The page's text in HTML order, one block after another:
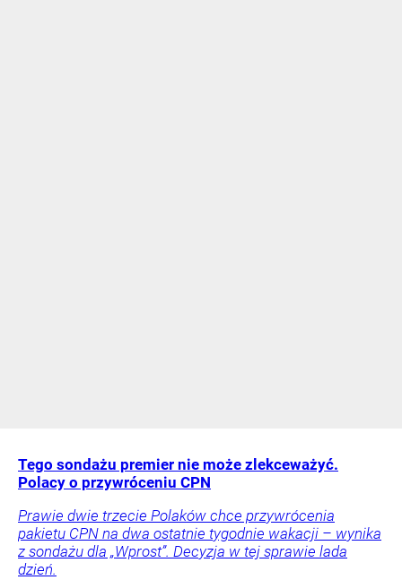
Tego sondażu premier nie może zlekceważyć.
Polacy o przywróceniu CPN
Prawie dwie trzecie Polaków chce przywrócenia
pakietu CPN na dwa ostatnie tygodnie wakacji – wynika
z sondażu dla „Wprost”. Decyzja w tej sprawie lada
dzień.